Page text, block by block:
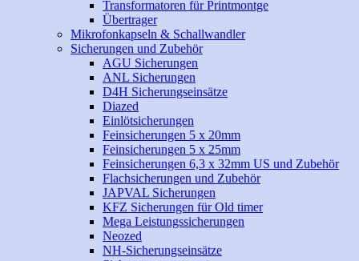
Transformatoren für Printmontge
Übertrager
Mikrofonkapseln & Schallwandler
Sicherungen und Zubehör
AGU Sicherungen
ANL Sicherungen
D4H Sicherungseinsätze
Diazed
Einlötsicherungen
Feinsicherungen 5 x 20mm
Feinsicherungen 5 x 25mm
Feinsicherungen 6,3 x 32mm US und Zubehör
Flachsicherungen und Zubehör
JAPVAL Sicherungen
KFZ Sicherungen für Old timer
Mega Leistungssicherungen
Neozed
NH-Sicherungseinsätze